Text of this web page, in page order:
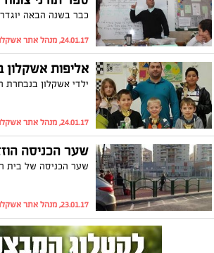
24.01.17, מנהל אתר אשקלונים
אליפות
24.01.17, מנהל אתר אשקלונים
שער הכניסה
23.01.17, מנהל אתר אשקלונים